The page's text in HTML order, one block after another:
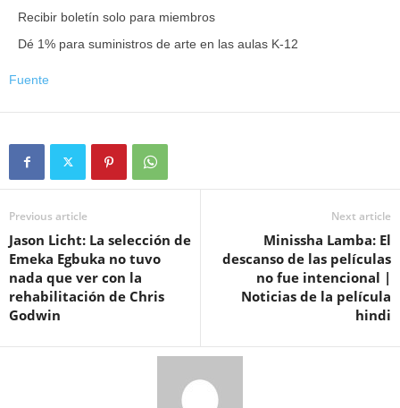
Recibir boletín solo para miembros
Dé 1% para suministros de arte en las aulas K-12
Fuente
Previous article
Jason Licht: La selección de
Emeka Egbuka no tuvo
nada que ver con la
rehabilitación de Chris
Godwin
Next article
Minissha Lamba: El
descanso de las películas
no fue intencional |
Noticias de la película
hindi